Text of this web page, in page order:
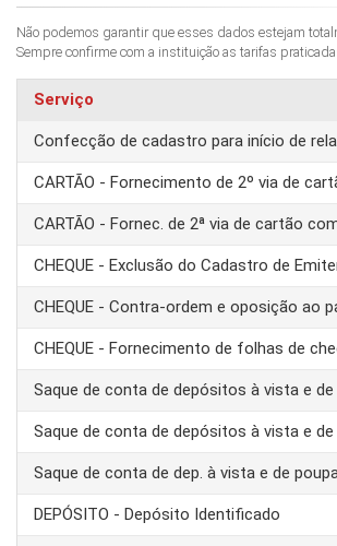
Não podemos garantir que esses dados estejam
Sempre confirme com a instituição as tarifas
Serviço
Confecção de cadastro para início de
CARTÃO - Fornecimento de 2º via de
CARTÃO - Fornec. de 2ª via de cartão
CHEQUE - Exclusão do Cadastro de
CHEQUE - Contra-ordem e oposição ao
CHEQUE - Fornecimento de folhas de
Saque de conta de depósitos à vista e
Saque de conta de depósitos à vista e de
Saque de conta de dep. à vista e de
DEPÓSITO - Depósito Identificado